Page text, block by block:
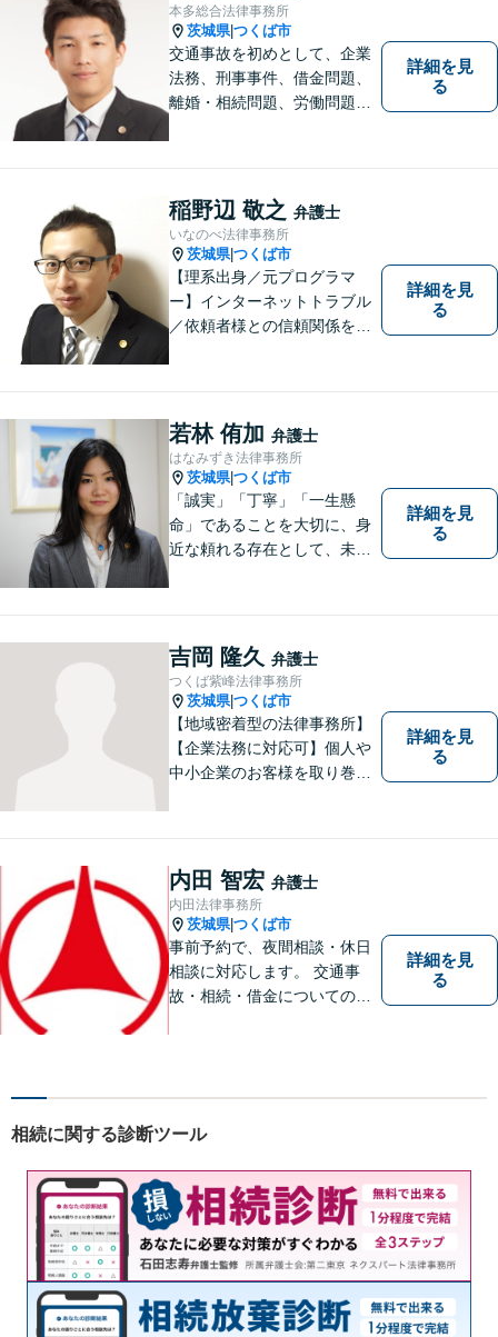
本多総合法律事務所
茨城県|つくば市
交通事故を初めとして、企業
法務、刑事事件、借金問題、
離婚・相続問題、労働問題そ
結果をご提供できるよう、誠
実・迅速・丁寧な事件処理を
心掛けています。
詳細を見
る
稲野辺 敬之 弁護士
いなのべ法律事務所
茨城県|つくば市
【理系出身／元プログラマ
ー】インターネットトラブル
／依頼者様との信頼関係を第
可】
詳細を見
る
若林 侑加 弁護士
はなみずき法律事務所
茨城県|つくば市
「誠実」「丁寧」「一生懸
命」であることを大切に、身
近な頼れる存在として、未来
詳細を見
る
吉岡 隆久 弁護士
つくば紫峰法律事務所
茨城県|つくば市
【地域密着型の法律事務所】
【企業法務に対応可】個人や
中小企業のお客様を取り巻く
す。また、相続分野では相続
人38名の案件の対応経験がご
ざいます。ぜひ、お気軽にご
相談ください。
詳細を見
る
内田 智宏 弁護士
内田法律事務所
茨城県|つくば市
事前予約で、夜間相談・休日
相談に対応します。 交通事
故・相続・借金についてのご
詳細を見
る
相続に関する診断ツール